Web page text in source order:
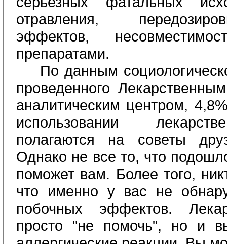
отравления,
эффектов,
препаратами.
По данным
проведенного
аналитическим центром,
использовании
полагаются на советы
Однако не все то, что
поможет вам. Более того,
что именно у вас не
побочных эффектов.
просто "не помочь", но и